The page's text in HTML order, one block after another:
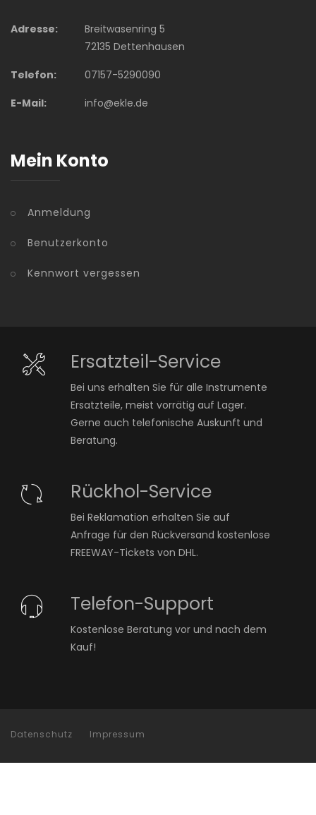
Adresse:
Breitwasenring 5
72135 Dettenhausen
Telefon:
07157-5290090
E-Mail:
info@ekle.de
Mein Konto
Anmeldung
Benutzerkonto
Kennwort vergessen
Ersatzteil-Service
Bei uns erhalten Sie für alle Instrumente
Ersatzteile, meist vorrätig auf Lager.
Gerne auch telefonische Auskunft und
Beratung.
Rückhol-Service
Bei Reklamation erhalten Sie auf
Anfrage für den Rückversand kostenlose
FREEWAY-Tickets von DHL.
Telefon-Support
Kostenlose Beratung vor und nach dem
Kauf!
Datenschutz Impressum